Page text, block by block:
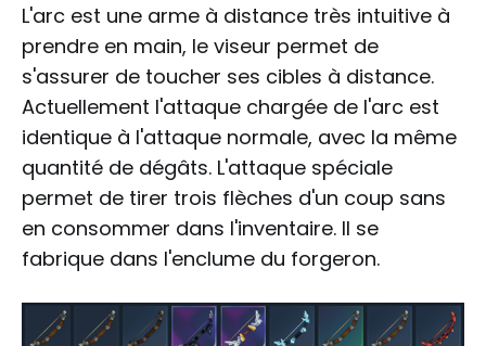
L'arc est une arme à distance très intuitive à
prendre en main, le viseur permet de
s'assurer de toucher ses cibles à distance.
Actuellement l'attaque chargée de l'arc est
identique à l'attaque normale, avec la même
quantité de dégâts. L'attaque spéciale
permet de tirer trois flèches d'un coup sans
en consommer dans l'inventaire. Il se
fabrique dans l'enclume du forgeron.